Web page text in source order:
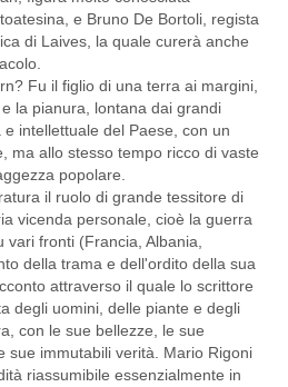
e Bruno De Bortoli, regista
di Laives, la quale curerà anche
Fu il figlio di una terra ai margini,
la pianura, lontana dai grandi
intellettuale del Paese, con un
ma allo stesso tempo ricco di vaste
popolare.
il ruolo di grande tessitore di
vicenda personale, cioè la guerra
vari fronti (Francia, Albania,
della trama e dell'ordito della sua
attraverso il quale lo scrittore
degli uomini, delle piante e degli
con le sue bellezze, le sue
sue immutabili verità. Mario Rigoni
riassumibile essenzialmente in